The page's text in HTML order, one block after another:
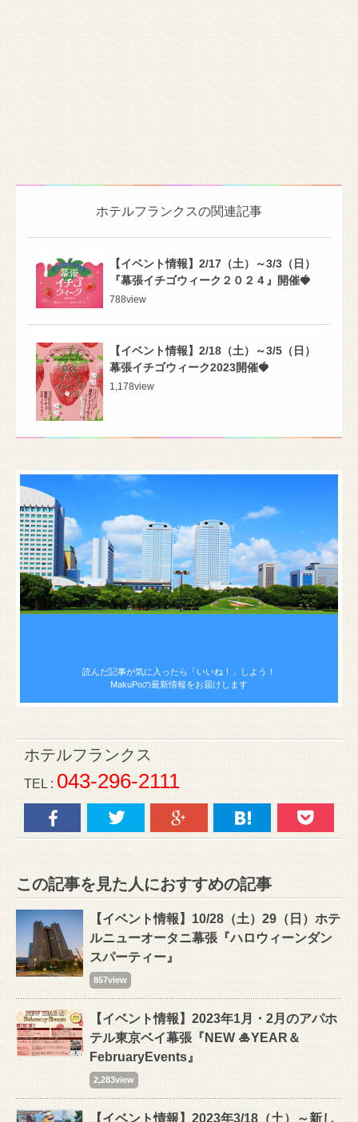
ホテルフランクスの関連記事
【イベント情報】2/17（土）～3/3（日）
『幕張イチゴウィーク２０２４』開催🍓
788view
【イベント情報】2/18（土）～3/5（日）
幕張イチゴウィーク2023開催🍓
1,178view
読んだ記事が気に入ったら 「いいね！」しよう！
MakuPoの最新情報をお届けします
ホテルフランクス
TEL : 043-296-2111
この記事を見た人におすすめの記事
【イベント情報】10/28（土）29（日）ホテ
ルニューオータニ幕張『ハロウィーンダン
スパーティー』
857view
【イベント情報】2023年1月・2月のアパホ
テル東京ベイ幕張『NEW 🎍YEAR＆
FebruaryEvents』
2,283view
【イベント情報】2023年3/18（土）～新し